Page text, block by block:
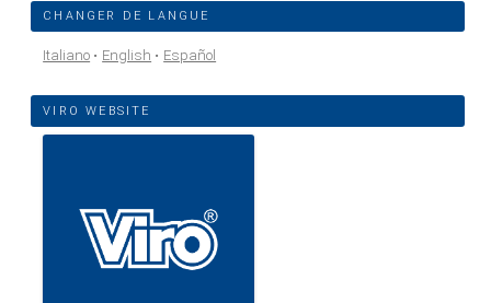
CHANGER DE LANGUE
Italiano English Español
VIRO WEBSITE